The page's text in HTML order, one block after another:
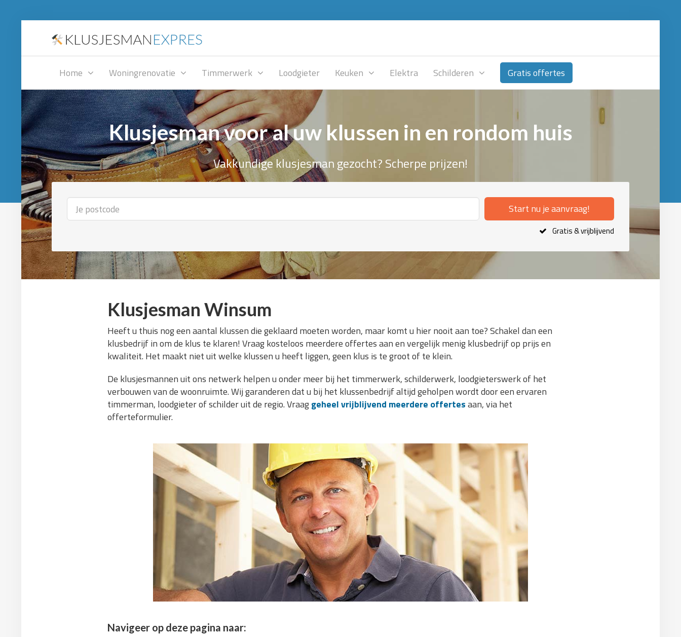
Home Woningrenovatie Timmerwerk Loodgieter Keuken Elektra Schilderen Gratis offertes
Klusjesman voor al uw klussen in en rondom huis
Vakkundige klusjesman gezocht? Scherpe prijzen!
Start nu je aanvraag!
Gratis & vrijblijvend
Klusjesman Winsum
Heeft u thuis nog een aantal klussen die geklaard moeten worden, maar komt u hier nooit aan toe? Schakel dan een
klusbedrijf in om de klus te klaren! Vraag kosteloos meerdere offertes aan en vergelijk menig klusbedrijf op prijs en
kwaliteit. Het maakt niet uit welke klussen u heeft liggen, geen klus is te groot of te klein.
De klusjesmannen uit ons netwerk helpen u onder meer bij het timmerwerk, schilderwerk, loodgieterswerk of het
verbouwen van de woonruimte. Wij garanderen dat u bij het klussenbedrijf altijd geholpen wordt door een ervaren
timmerman, loodgieter of schilder uit de regio. Vraaggeheel vrijblijvend meerdere offertesaan, via het
offerteformulier.
Navigeer op deze pagina naar: